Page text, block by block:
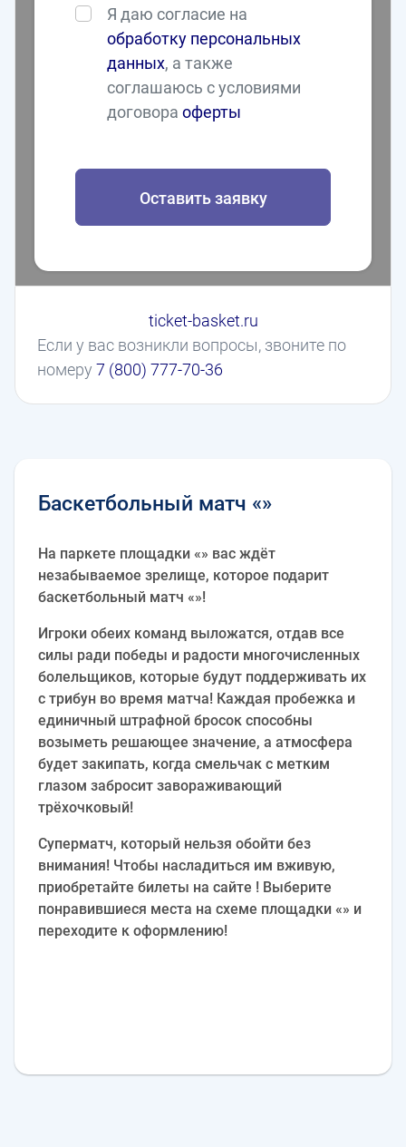
Я даю согласие на
обработку персональных
данных, а также
соглашаюсь с условиями
договораоферты
Оставить заявку
Если у вас возникли вопросы, звоните по
номеру7 (800) 777-70-36
ticket-basket.ru
Баскетбольный матч «»
На паркете площадки «» вас ждёт
незабываемое зрелище, которое подарит
баскетбольный матч «»!
Игроки обеих команд выложатся, отдав все
силы ради победы и радости многочисленных
болельщиков, которые будут поддерживать их
с трибун во время матча! Каждая пробежка и
единичный штрафной бросок способны
возыметь решающее значение, а атмосфера
будет закипать, когда смельчак с метким
глазом забросит завораживающий
трёхочковый!
Суперматч, который нельзя обойти без
внимания! Чтобы насладиться им вживую,
приобретайте билеты на сайте ! Выберите
понравившиеся места на схеме площадки «» и
переходите к оформлению!